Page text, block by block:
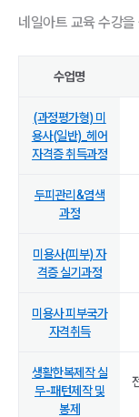
네일아트 교육 수강
수업명
(과정평가형) 미
용사(일반)_헤어
자격증 취득과정
두피관리&염색
과정
미용사(피부) 자
격증 실기과정
미용사 피부국가
자격취득
생활한복제작 실
무-패턴제작 및
봉제